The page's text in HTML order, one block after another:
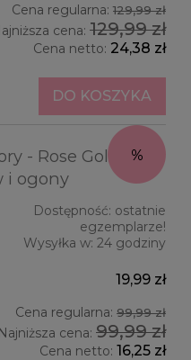
Cena regularna: 129,99 zł
cena: 129,99 zł
Cena netto: 24,38 zł
DO KOSZYKA
- Rose Gold -
i ogony
Dostępność: ostatnie
egzemplarze!
Wysyłka w: 24 godziny
19,99 zł
Cena regularna: 99,99 zł
Najniższa cena: 99,99 zł
Cena netto: 16,25 zł